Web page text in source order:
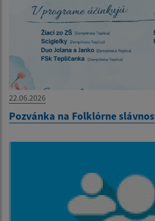
22.06.2026
Pozvánka na Folklórne